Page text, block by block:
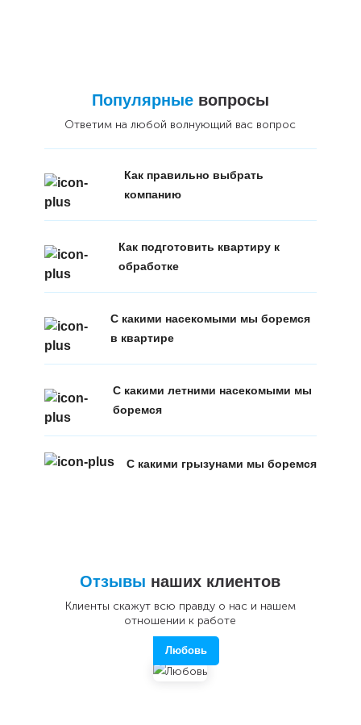
Популярныевопросы
Ответим на любой волнующий вас вопрос
Как правильно выбрать
компанию
Как подготовить квартиру к
обработке
С какими насекомыми мы боремся
в квартире
С какими летними насекомыми мы
боремся
С какими грызунами мы боремся
Отзывы наших клиентов
Клиенты скажут всю правду о нас и нашем
отношении к работе
Любовь